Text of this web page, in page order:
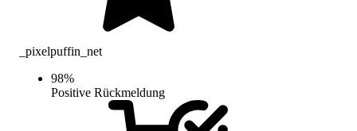
_pixelpuffin_net
98%
Positive Rückmeldung